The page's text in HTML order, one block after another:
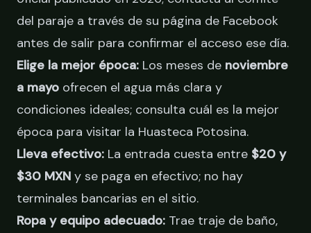
del paraje a través de su página de Facebook
antes de salir para confirmar el acceso ese día.
Elige la mejor época: Los meses de noviembre
a mayo ofrecen el agua más clara y
condiciones ideales; consulta cuál es la mejor
época para visitar la Huasteca Potosina.
Lleva efectivo: La entrada cuesta entre $20 y
$30 MXN y se paga en efectivo; no hay
terminales bancarias en el sitio.
Ropa y equipo adecuado: Trae traje de baño,